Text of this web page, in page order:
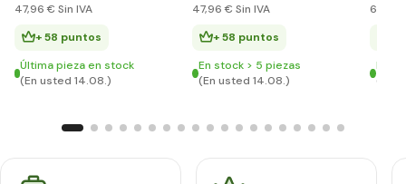
47,96 € Sin IVA
+ 58 puntos
Última pieza en stock
(En usted 14.08.)
47,96 € Sin IVA
+ 58 puntos
En stock > 5 piezas
(En usted 14.08.)
69
En
(En